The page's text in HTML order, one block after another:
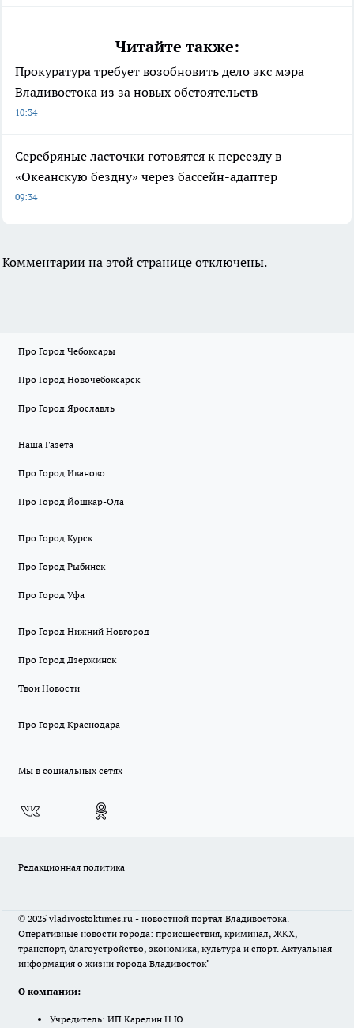
Читайте также:
Прокуратура требует возобновить дело экс мэра
Владивостока из за новых обстоятельств
10:34
Серебряные ласточки готовятся к переезду в
«Океанскую бездну» через бассейн-адаптер
09:34
Комментарии на этой странице отключены.
Про Город Чебоксары
Про Город Новочебоксарск
Про Город Ярославль
Наша Газета
Про Город Иваново
Про Город Йошкар-Ола
Про Город Курск
Про Город Рыбинск
Про Город Уфа
Про Город Нижний Новгород
Про Город Дзержинск
Твои Новости
Про Город Краснодара
Мы в социальных сетях
Редакционная политика
© 2025 vladivostoktimes.ru - новостной портал Владивостока.
Оперативные новости города: происшествия, криминал, ЖКХ,
транспорт, благоустройство, экономика, культура и спорт. Актуальная
информация о жизни города Владивосток"
О компании:
Учредитель: ИП Карелин Н.Ю